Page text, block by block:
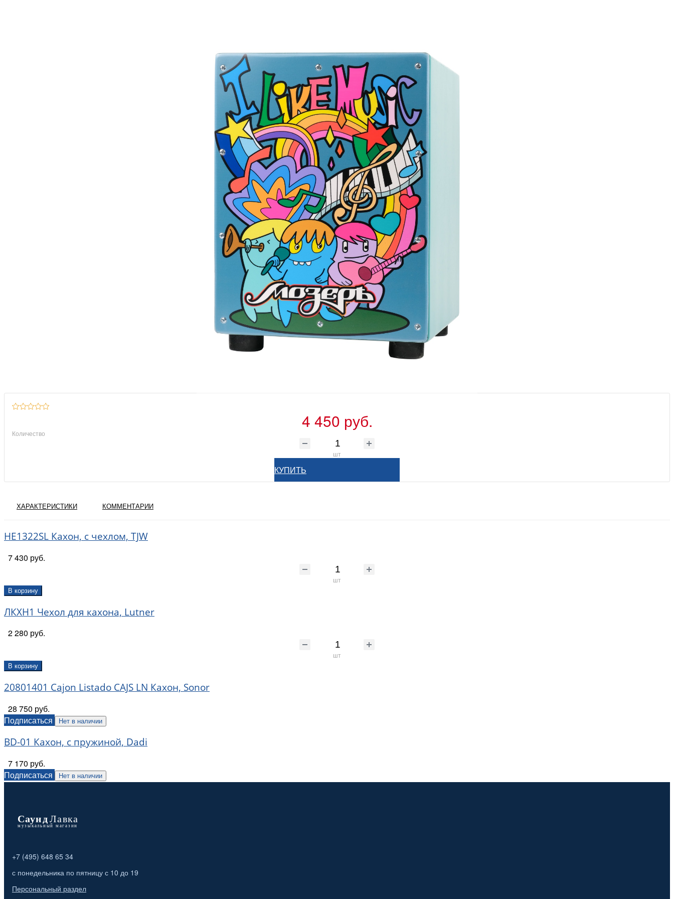
4 450 руб.
Количество
шт
КУПИТЬ
ХАРАКТЕРИСТИКИ КОММЕНТАРИИ
HE1322SL Кахон, с чехлом, TJW
7 430 руб.
шт
В корзину
ЛКХН1 Чехол для кахона, Lutner
2 280 руб.
шт
В корзину
20801401 Cajon Listado CAJS LN Кахон, Sonor
28 750 руб.
Подписаться
Нет в наличии
BD-01 Кахон, с пружиной, Dadi
7 170 руб.
Подписаться
Нет в наличии
+7 (495) 648 65 34
с понедельника по пятницу с 10 до 19
Персональный раздел